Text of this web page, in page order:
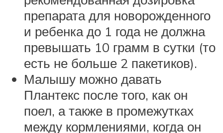
препарата для новорожденного
и ребенка до 1 года не должна
превышать 10 грамм в сутки (то
есть не больше 2 пакетиков).
Малышу можно давать
Плантекс после того, как он
поел, а также в промежутках
между кормлениями, когда он